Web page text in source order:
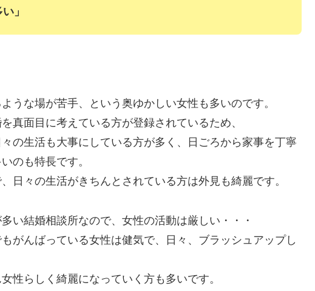
」
うな場が苦手、という奥ゆかしい女性も多いのです。
真面目に考えている方が登録されているため、
の生活も大事にしている方が多く、日ごろから家事を丁寧
のも特長です。
日々の生活がきちんとされている方は外見も綺麗です。
い結婚相談所なので、女性の活動は厳しい・・・
がんばっている女性は健気で、日々、ブラッシュアップし
性らしく綺麗になっていく方も多いです。